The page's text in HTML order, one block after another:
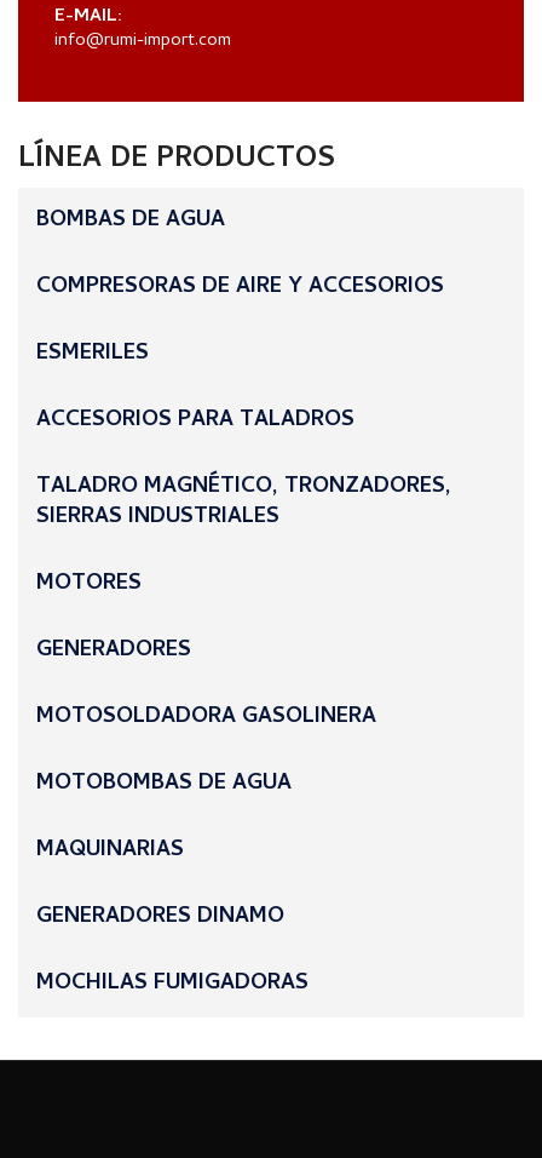
E-MAIL:
info@rumi-import.com
LÍNEA DE PRODUCTOS
BOMBAS DE AGUA
COMPRESORAS DE AIRE Y ACCESORIOS
ESMERILES
ACCESORIOS PARA TALADROS
TALADRO MAGNÉTICO, TRONZADORES,
SIERRAS INDUSTRIALES
MOTORES
GENERADORES
MOTOSOLDADORA GASOLINERA
MOTOBOMBAS DE AGUA
MAQUINARIAS
GENERADORES DINAMO
MOCHILAS FUMIGADORAS